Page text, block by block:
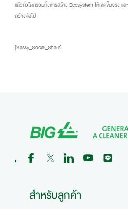
แล้วทั่วโลกรวมทั้งการสร้าง Ecosystem ให้เกิดขึ้นจริง แล
กว้างต่อไป
[Sassy_Social_Share]
สำหรับลูกค้า